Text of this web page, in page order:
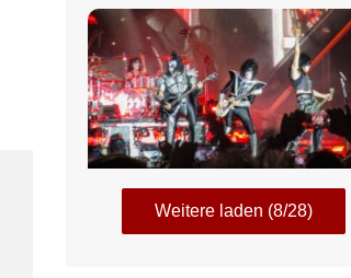
abgebrochen
Weitere laden (8/28)